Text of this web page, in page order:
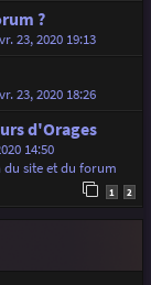
?
23, 2020 19:13
23, 2020 18:26
d'Orages
14:50
site et du forum
1 2